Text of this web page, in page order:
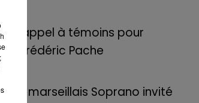
: appel à témoins pour
Frédéric Pache
marseillais Soprano invité